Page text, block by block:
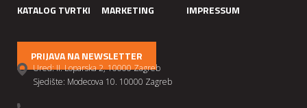
KATALOG TVRTKI
MARKETING IMPRESSUM
PRIJAVA NA NEWSLETTER
Ured: II. Loparska 2, 10000 Zagreb
Sjedište: Modecova 10. 10000 Zagreb